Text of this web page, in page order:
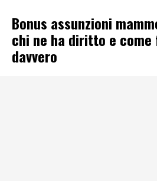
Bonus assunzioni
chi ne ha diritto e come
davvero